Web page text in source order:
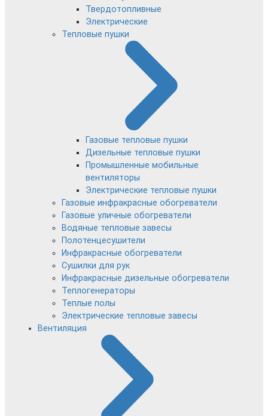
Твердотопливные
Электрические
Тепловые пушки
Газовые тепловые пушки
Дизельные тепловые пушки
Промышленные мобильные
вентиляторы
Электрические тепловые пушки
Газовые инфракрасные обогреватели
Газовые уличные обогреватели
Водяные тепловые завесы
Полотенцесушители
Инфракрасные обогреватели
Сушилки для рук
Инфракрасные дизельные обогреватели
Теплогенераторы
Теплые полы
Электрические тепловые завесы
Вентиляция